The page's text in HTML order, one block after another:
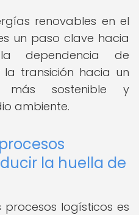
renovables en el
un paso clave hacia
dependencia de
la transición hacia un
más sostenible y
ambiente.
la huella de
logísticos es